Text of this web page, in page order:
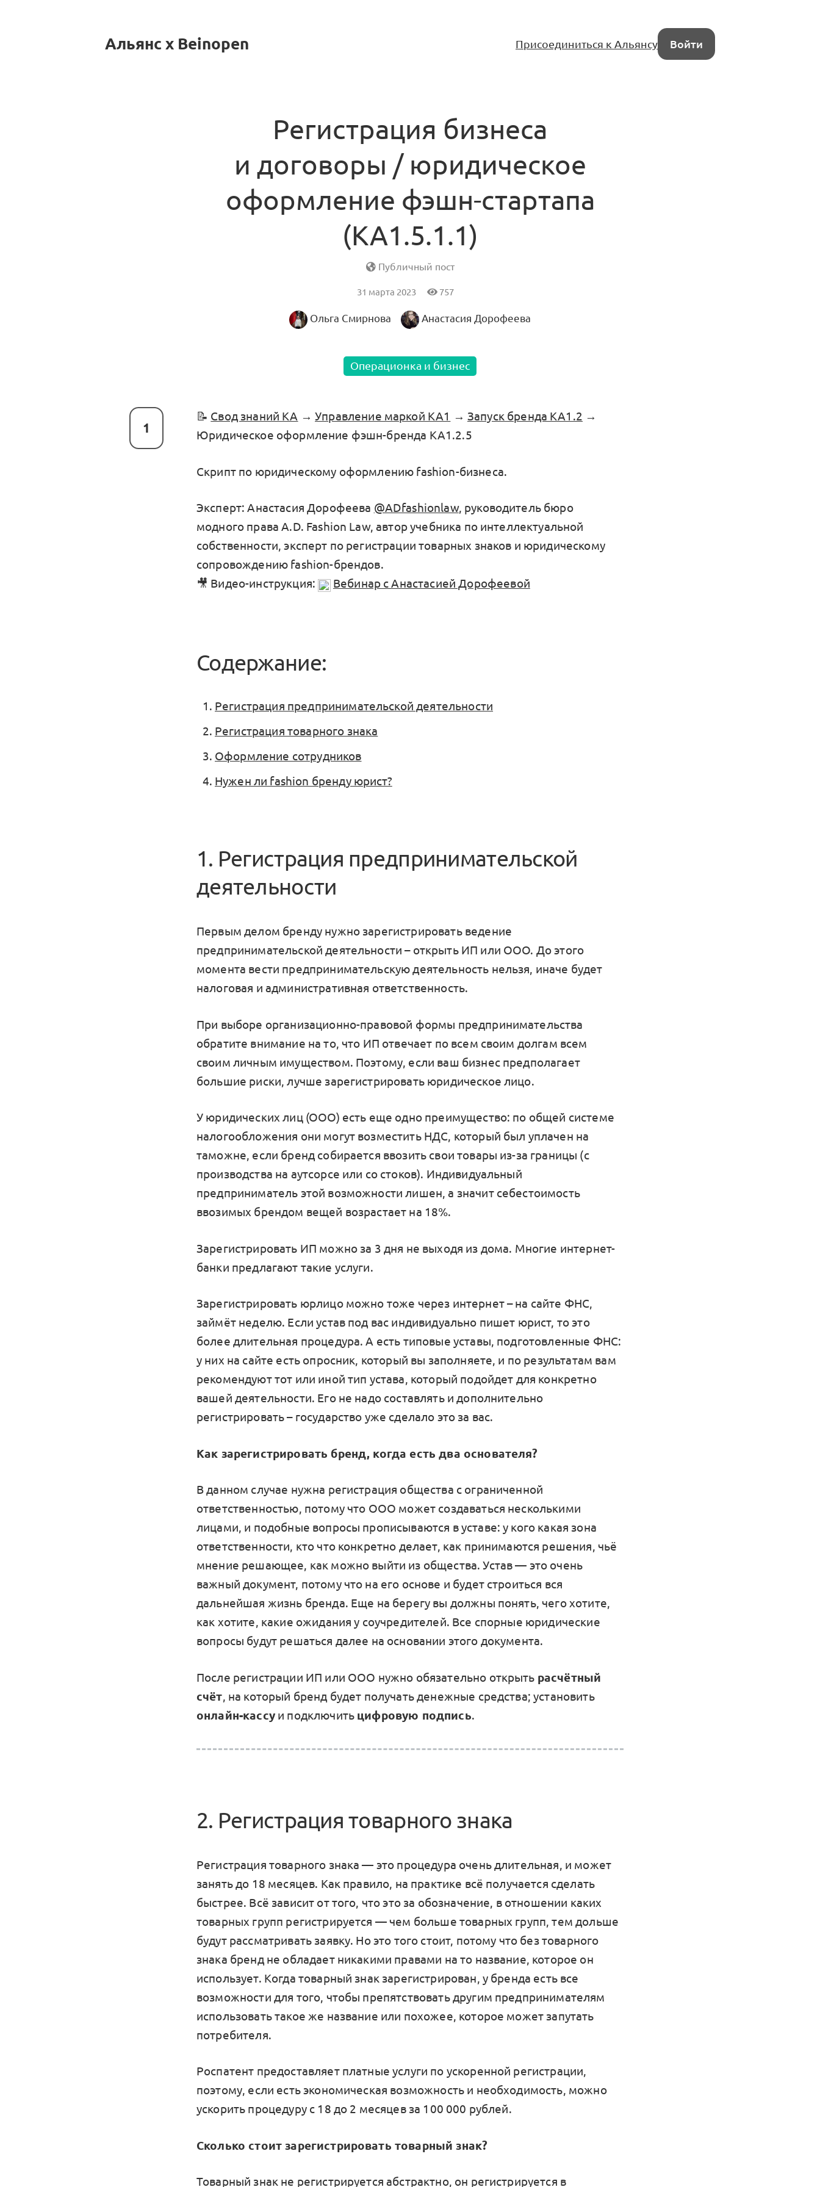
Альянс x Beinopen Присоединиться к Альянсу Войти
Регистрация бизнеса
и договоры / юридическое
оформление фэшн-стартапа
(KA1.5.1.1)
Публичный пост
31 марта 2023 757
Ольга Смирнова Анастасия Дорофеева
Операционка и бизнес
1
📝 Свод знаний KA →Управление маркой KA1 → Запуск бренда KA1.2 →
Юридическое оформление фэшн-бренда KA1.2.5
Скрипт по юридическому оформлению fashion-бизнеса.
Эксперт: Анастасия Дорофеева @ADfashionlaw, руководитель бюро
модного права A.D. Fashion Law, автор учебника по интеллектуальной
собственности, эксперт по регистрации товарных знаков и юридическому
сопровождению fashion-брендов.
🎥 Видео-инструкция:
Вебинар с Анастасией Дорофеевой
Содержание:
Регистрация предпринимательской деятельности
Регистрация товарного знака
Оформление сотрудников
Нужен ли fashion бренду юрист?
1. Регистрация предпринимательской
деятельности
Первым делом бренду нужно зарегистрировать ведение
предпринимательской деятельности – открыть ИП или ООО. До этого
момента вести предпринимательскую деятельность нельзя, иначе будет
налоговая и административная ответственность.
При выборе организационно-правовой формы предпринимательства
обратите внимание на то, что ИП отвечает по всем своим долгам всем
своим личным имуществом. Поэтому, если ваш бизнес предполагает
большие риски, лучше зарегистрировать юридическое лицо.
У юридических лиц (ООО) есть еще одно преимущество: по общей системе
налогообложения они могут возместить НДС, который был уплачен на
таможне, если бренд собирается ввозить свои товары из-за границы (с
производства на аутсорсе или со стоков). Индивидуальный
предприниматель этой возможности лишен, а значит себестоимость
ввозимых брендом вещей возрастает на 18%.
Зарегистрировать ИП можно за 3 дня не выходя из дома. Многие интернет-
банки предлагают такие услуги.
Зарегистрировать юрлицо можно тоже через интернет – на сайте ФНС,
займёт неделю. Если устав под вас индивидуально пишет юрист, то это
более длительная процедура. А есть типовые уставы, подготовленные ФНС:
у них на сайте есть опросник, который вы заполняете, и по результатам вам
рекомендуют тот или иной тип устава, который подойдет для конкретно
вашей деятельности. Его не надо составлять и дополнительно
регистрировать – государство уже сделало это за вас.
Как зарегистрировать бренд, когда есть два основателя?
В данном случае нужна регистрация общества с ограниченной
ответственностью, потому что ООО может создаваться несколькими
лицами, и подобные вопросы прописываются в уставе: у кого какая зона
ответственности, кто что конкретно делает, как принимаются решения, чьё
мнение решающее, как можно выйти из общества. Устав — это очень
важный документ, потому что на его основе и будет строиться вся
дальнейшая жизнь бренда. Еще на берегу вы должны понять, чего хотите,
как хотите, какие ожидания у соучредителей. Все спорные юридические
вопросы будут решаться далее на основании этого документа.
После регистрации ИП или ООО нужно обязательно открыть расчётный
счёт, на который бренд будет получать денежные средства; установить
онлайн-кассуи подключить цифровую подпись.
2. Регистрация товарного знака
Регистрация товарного знака — это процедура очень длительная, и может
занять до 18 месяцев. Как правило, на практике всё получается сделать
быстрее. Всё зависит от того, что это за обозначение, в отношении каких
товарных групп регистрируется — чем больше товарных групп, тем дольше
будут рассматривать заявку. Но это того стоит, потому что без товарного
знака бренд не обладает никакими правами на то название, которое он
использует. Когда товарный знак зарегистрирован, у бренда есть все
возможности для того, чтобы препятствовать другим предпринимателям
использовать такое же название или похожее, которое может запутать
потребителя.
Роспатент предоставляет платные услуги по ускоренной регистрации,
поэтому, если есть экономическая возможность и необходимость, можно
ускорить процедуру с 18 до 2 месяцев за 100 000 рублей.
Сколько стоит зарегистрировать товарный знак?
Товарный знак не регистрируется абстрактно, он регистрируется в